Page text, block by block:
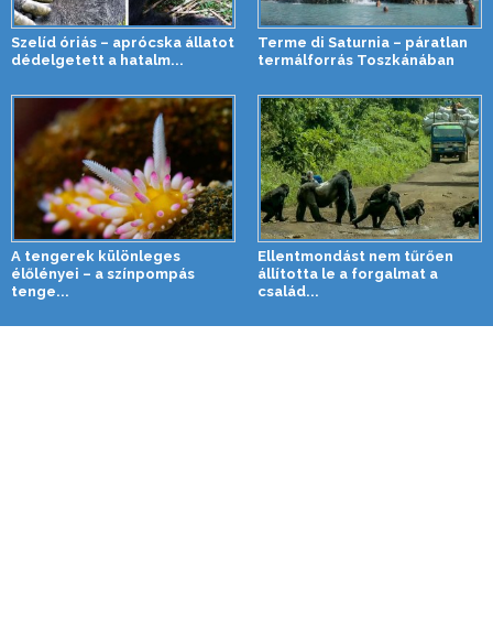
Szelíd óriás – aprócska állatot
dédelgetett a hatalm...
Terme di Saturnia – páratlan
termálforrás Toszkánában
A tengerek különleges
élőlényei – a színpompás
tenge...
Ellentmondást nem tűrően
állította le a forgalmat a
család...